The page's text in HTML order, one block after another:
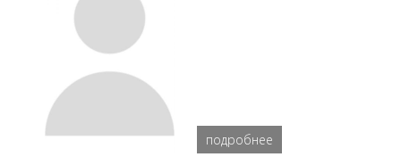
подробнее